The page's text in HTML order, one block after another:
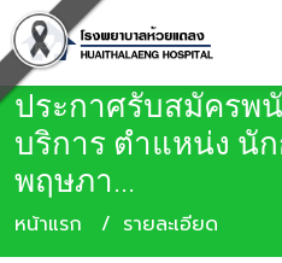
ประกาศรับสมัครพ
บริการ ตำแหน่ง นั
พฤษภา...
หน้าแรก รายละเอียด